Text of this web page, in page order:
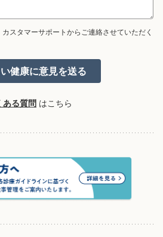
スタマーサポートからご連絡させていただく
ある質問 はこちら